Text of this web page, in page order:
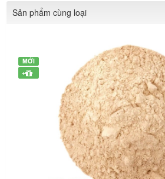
Sản phẩm cùng loại
MỚI
+